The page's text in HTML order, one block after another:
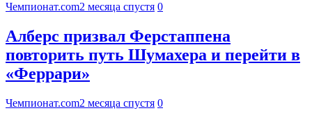
Чемпионат.com2 месяца спустя 0
Алберс призвал Ферстаппена
повторить путь Шумахера и перейти в
«Феррари»
Чемпионат.com2 месяца спустя 0